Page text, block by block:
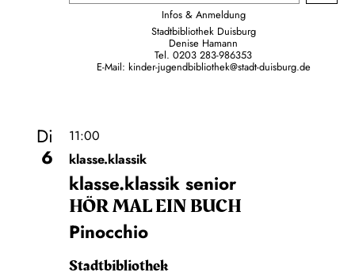
Infos & Anmeldung
Stadtbibliothek Duisburg
Denise Hamann
Tel. 0203 283-986353
E-Mail: kinder-jugendbibliothek@stadt-duisburg.de
Di
6
11:00
klasse.klassik
klasse.klassik senior
HÖR MAL EIN BUCH
Pinocchio
Stadtbibliothek